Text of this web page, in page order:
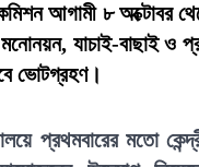
আগামী ৮ অক্টোবর
যাচাই-বাছাই ও
ভোটগ্রহণ।
প্রথমবারের মতো